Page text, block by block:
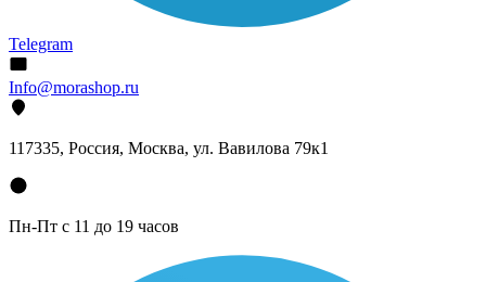
Telegram
Info@morashop.ru
117335, Россия, Москва, ул. Вавилова 79к1
Пн-Пт с 11 до 19 часов